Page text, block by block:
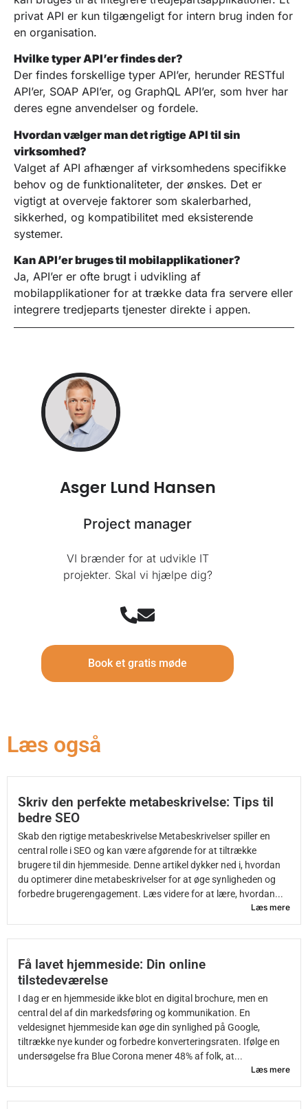
privat API er kun tilgængeligt for intern brug inden for
en organisation.
Hvilke typer API’er findes der?
Der findes forskellige typer API’er, herunder RESTful
API’er, SOAP API’er, og GraphQL API’er, som hver har
deres egne anvendelser og fordele.
Hvordan vælger man det rigtige API til sin
virksomhed?
Valget af API afhænger af virksomhedens specifikke
behov og de funktionaliteter, der ønskes. Det er
vigtigt at overveje faktorer som skalerbarhed,
sikkerhed, og kompatibilitet med eksisterende
systemer.
Kan API’er bruges til mobilapplikationer?
Ja, API’er er ofte brugt i udvikling af
mobilapplikationer for at trække data fra servere eller
integrere tredjeparts tjenester direkte i appen.
Asger Lund Hansen
Project manager
VI brænder for at udvikle IT
projekter. Skal vi hjælpe dig?
Book et gratis møde
Læs også
Skriv den perfekte metabeskrivelse: Tips til
bedre SEO
Skab den rigtige metabeskrivelse Metabeskrivelser spiller en
central rolle i SEO og kan være afgørende for at tiltrække
brugere til din hjemmeside. Denne artikel dykker ned i, hvordan
du optimerer dine metabeskrivelser for at øge synligheden og
forbedre brugerengagement. Læs videre for at lære, hvordan...
Læs mere
Få lavet hjemmeside: Din online
tilstedeværelse
I dag er en hjemmeside ikke blot en digital brochure, men en
central del af din markedsføring og kommunikation. En
veldesignet hjemmeside kan øge din synlighed på Google,
tiltrække nye kunder og forbedre konverteringsraten. Ifølge en
undersøgelse fra Blue Corona mener 48% af folk, at...
Læs mere